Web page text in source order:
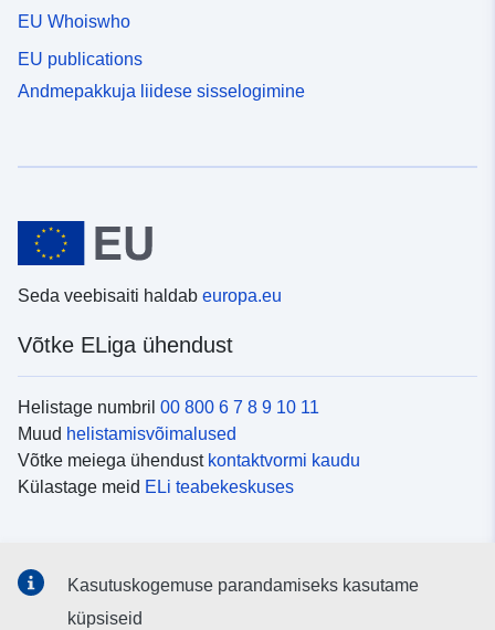
EU Whoiswho
EU publications
Andmepakkuja liidese sisselogimine
Seda veebisaiti haldab europa.eu
Võtke ELiga ühendust
Helistage numbril 00 800 6 7 8 9 10 11
Muud helistamisvõimalused
Võtke meiega ühendust kontaktvormi kaudu
Külastage meid ELi teabekeskuses
Otsige ELi teavet
Kasutuskogemuse parandamiseks kasutame
küpsiseid